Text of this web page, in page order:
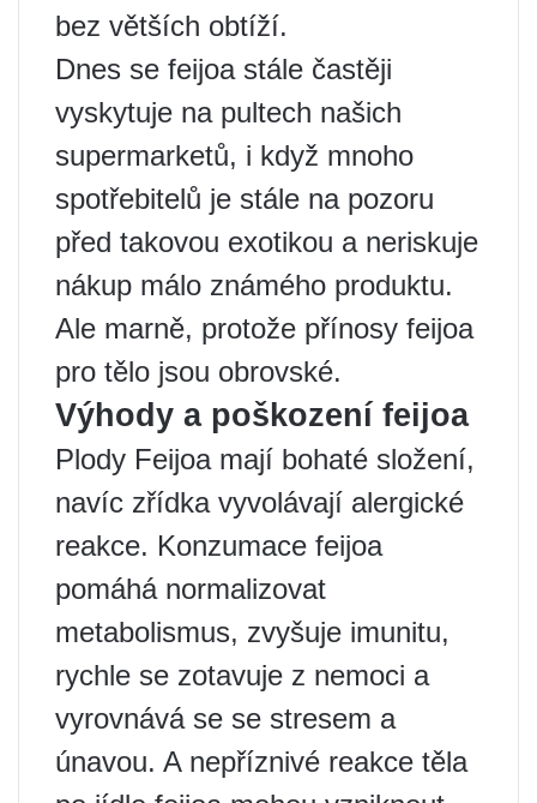
bez větších obtíží.
Dnes se feijoa stále častěji
vyskytuje na pultech našich
supermarketů, i když mnoho
spotřebitelů je stále na pozoru
před takovou exotikou a neriskuje
nákup málo známého produktu.
Ale marně, protože přínosy feijoa
pro tělo jsou obrovské.
Výhody a poškození feijoa
Plody Feijoa mají bohaté složení,
navíc zřídka vyvolávají alergické
reakce. Konzumace feijoa
pomáhá normalizovat
metabolismus, zvyšuje imunitu,
rychle se zotavuje z nemoci a
vyrovnává se se stresem a
únavou. A nepříznivé reakce těla